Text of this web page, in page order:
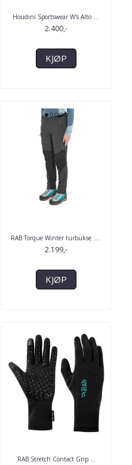
Houdini Sportswear W's Alto ...
2.400,-
KJØP
RAB Torque Winter turbukse ....
2.199,-
KJØP
RAB Stretch Contact Grip ...